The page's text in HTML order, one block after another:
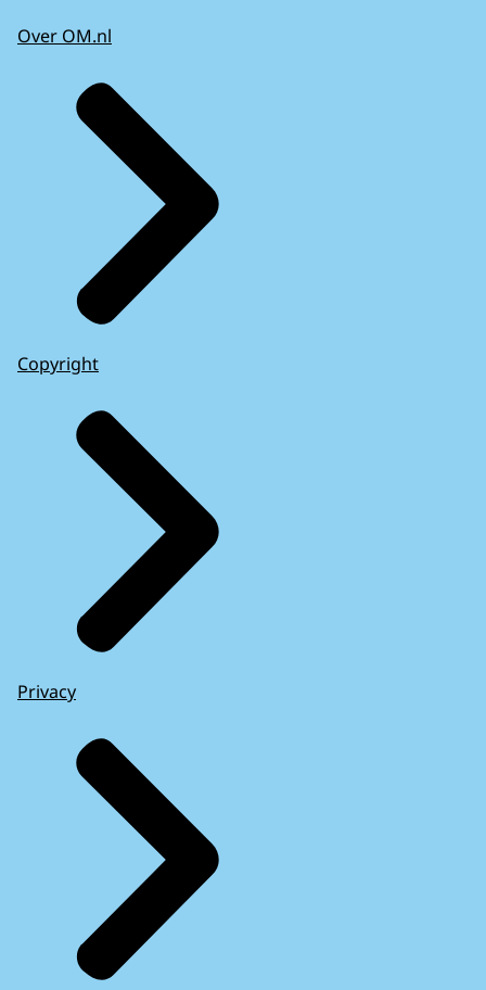
Over OM.nl
Copyright
Privacy